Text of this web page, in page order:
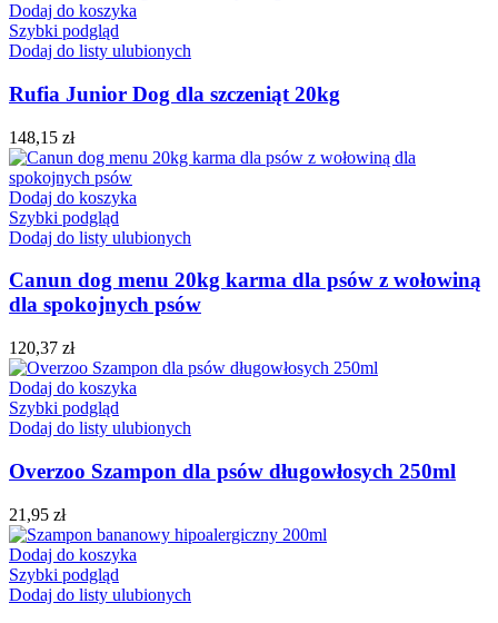
Dodaj do koszyka
Szybki podgląd
Dodaj do listy ulubionych
Rufia Junior Dog dla szczeniąt 20kg
148,15 zł
Dodaj do koszyka
Szybki podgląd
Dodaj do listy ulubionych
Canun dog menu 20kg karma dla psów z wołowiną
dla spokojnych psów
120,37 zł
Dodaj do koszyka
Szybki podgląd
Dodaj do listy ulubionych
Overzoo Szampon dla psów długowłosych 250ml
21,95 zł
Dodaj do koszyka
Szybki podgląd
Dodaj do listy ulubionych